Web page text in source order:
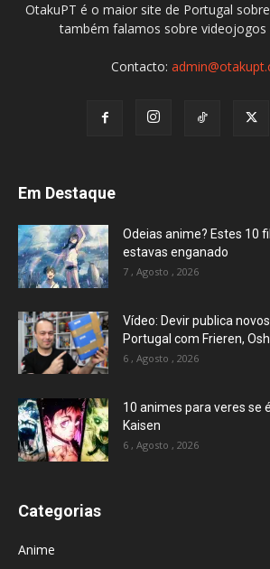
OtakuPT é o maior site de Portugal
também falamos sobre videojogos
Contacto:
Em Destaque
Odeias anime? Estes 10
estavas enganado
7 , Agosto , 2026
Vídeo: Devir publica
Portugal com Frieren,
6 , Agosto , 2026
10 animes para veres se
Kaisen
6 , Agosto , 2026
Categorias
Anime